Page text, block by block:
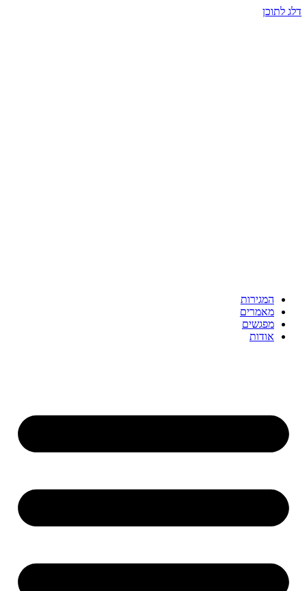
דלג לתוכן
המגירות
מאמרים
מפגשים
אודות